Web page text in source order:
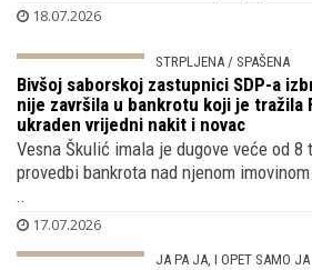
18.07.2026
STRPLJENA / SPAŠENA
Bivšoj saborskoj zastupnici SDP-a
nije završila u bankrotu koji je tražila
ukraden vrijedni nakit i novac
Vesna Škulić imala je dugove veće od 8
provedbi bankrota nad njenom
..
17.07.2026
JA PA JA, I OPET SAMO JA